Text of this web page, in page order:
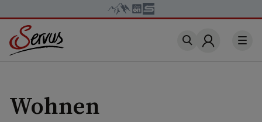
Account
Wohnen